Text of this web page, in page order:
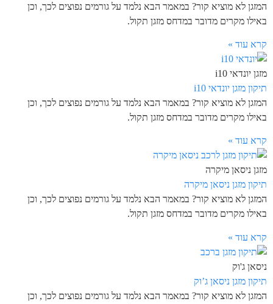
המזגן לא מוציא קור? במאמר הבא נלמד על גורמים נפוצים לכך, וכן
באילו מקרים מדובר במדחס מזגן תקול.
קרא עוד »
מזגן יונדאי i10
תיקון מזגן יונדאי i10
המזגן לא מוציא קור? במאמר הבא נלמד על גורמים נפוצים לכך, וכן
באילו מקרים מדובר במדחס מזגן תקול.
קרא עוד »
מזגן ניסאן מיקרה
תיקון מזגן ניסאן מיקרה
המזגן לא מוציא קור? במאמר הבא נלמד על גורמים נפוצים לכך, וכן
באילו מקרים מדובר במדחס מזגן תקול.
קרא עוד »
ניסאן ג'וק
תיקון מזגן ניסאן ג’וק
המזגן לא מוציא קור? במאמר הבא נלמד על גורמים נפוצים לכך, וכן